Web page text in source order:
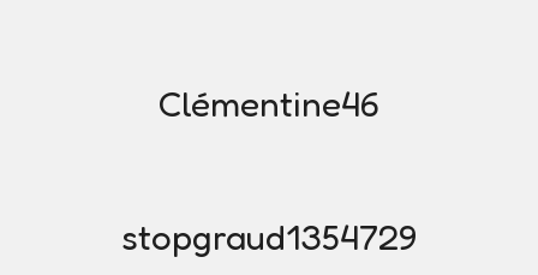
Clémentine46
stopgraud1354729